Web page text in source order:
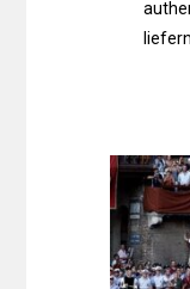
liefern.